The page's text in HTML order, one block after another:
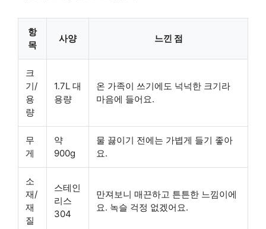
항
목
사양 느낀 점
크
기/
용
량
1.7L 대
용량
온 가족이 쓰기에도 넉넉한 크기라
마음에 들어요.
무
게
약
900g
물 끓이기 전에는 가볍게 들기 좋아
요.
소
재/
재
질
스테인
리스
304
만져보니 매끈하고 튼튼한 느낌이에
요. 녹슬 걱정 없겠어요.